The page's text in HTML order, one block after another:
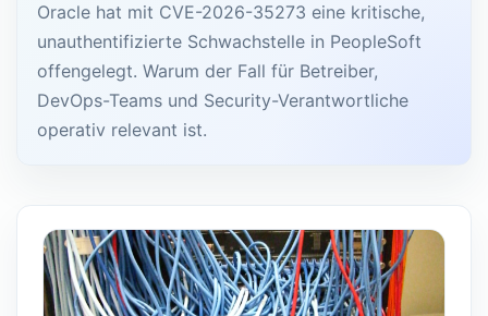
Oracle hat mit CVE-2026-35273 eine kritische,
unauthentifizierte Schwachstelle in PeopleSoft
offengelegt. Warum der Fall für Betreiber,
DevOps-Teams und Security-Verantwortliche
operativ relevant ist.